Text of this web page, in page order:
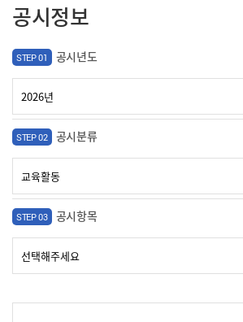
공시정보
STEP 01 공시년도
STEP 02 공시분류
STEP 03 공시항목